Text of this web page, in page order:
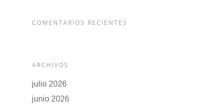
COMENTARIOS RECIENTES
ARCHIVOS
julio 2026
junio 2026